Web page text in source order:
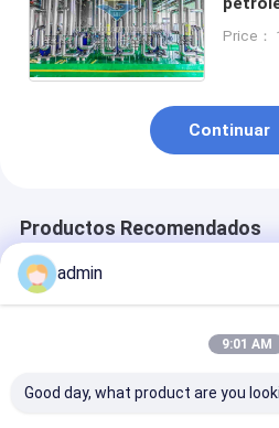
Price：
Continuar
Productos Recomendados
admin
9:01 AM
Good day, what product are you